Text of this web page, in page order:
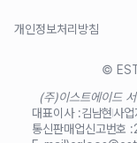
개인정보처리방침
©
(주)이스트에이드
대표이사 :김남현사
통신판매업신고번호 :